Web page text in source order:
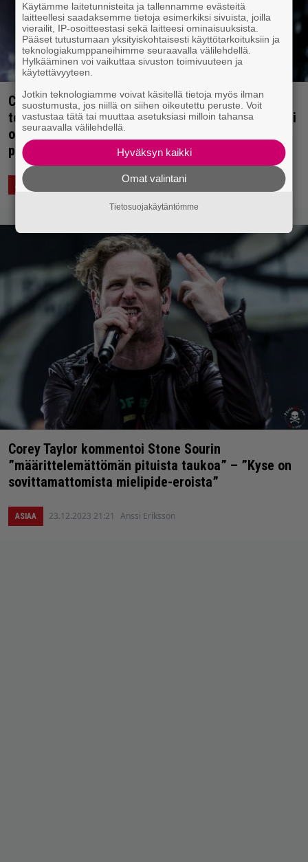
Corey Taylor perui soolokiertueensa
terveydellisistä syistä – ”Saavutin pisteen, mikä ei
ollut terveellinen sen enempää minulle kuin
perheellenikään”
ASIAA Anssi Eriksson
Corey Taylor kommentoi Stone Sourin
”määrittelemättömän pituista taukoa” – ”Kyse on
sovittamattomista mielipide-eroista”
ASIAA 23.12.2023 21:21 Anssi Eriksson
Käytämme laitetunnisteita ja tallennamme evästeitä
laitteellesi saadaksemme tietoja esimerkiksi sivuista, joilla
vierailit, IP-osoitteestasi sekä laitteesi ominaisuuksista.
Pääset tutustumaan yksityiskohtaisesti käyttötarkoituksiin ja
teknologiakumppaneihimme seuraavalla välilehdellä.
Hylkääminen voi vaikuttaa sivuston toimivuuteen ja
käytettävyyteen.
Jotkin teknologiamme voivat käsitellä tietoja myös ilman
suostumusta, jos niillä on siihen oikeutettu peruste. Voit
vastustaa tätä tai muuttaa asetuksiasi milloin tahansa
seuraavalla välilehdellä.
Hyväksyn kaikki
Omat valintani
Tietosuojakäytäntömme